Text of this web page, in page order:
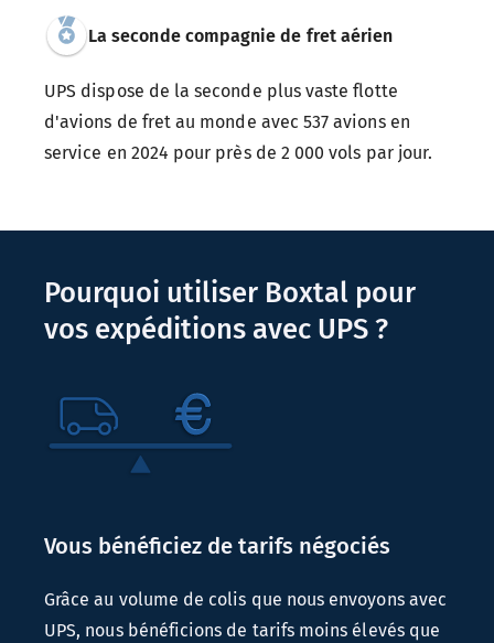
La seconde compagnie de fret aérien
UPS dispose de la seconde plus vaste flotte
d'avions de fret au monde avec 537 avions en
service en 2024 pour près de 2 000 vols par jour.
Pourquoi utiliser Boxtal pour
vos expéditions avec UPS ?
Vous bénéficiez de tarifs négociés
Grâce au volume de colis que nous envoyons avec
UPS, nous bénéficions de tarifs moins élevés que